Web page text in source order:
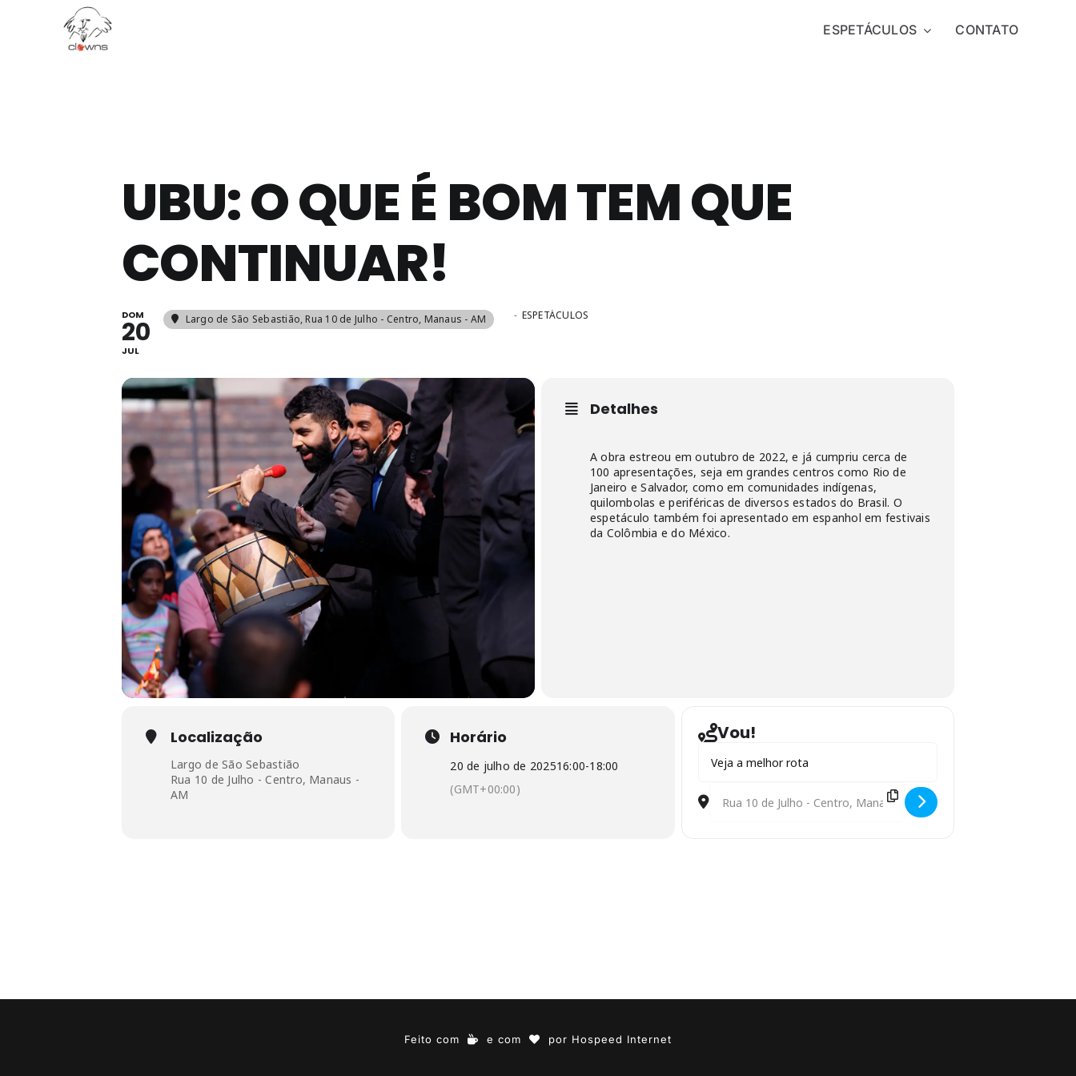
ESPETÁCULOS CONTATO
UBU: O QUE É BOM TEM QUE
CONTINUAR!
DOM
20
JUL
Largo de São Sebastião, Rua 10 de Julho - Centro, Manaus - AM - ESPETÁCULOS
Detalhes
A obra estreou em outubro de 2022, e já cumpriu cerca de
100 apresentações, seja em grandes centros como Rio de
Janeiro e Salvador, como em comunidades indígenas,
quilombolas e periféricas de diversos estados do Brasil. O
espetáculo também foi apresentado em espanhol em festivais
da Colômbia e do México.
Localização
Largo de São Sebastião
Rua 10 de Julho - Centro, Manaus -
AM
Horário
20 de julho de 202516:00-18:00
(GMT+00:00)
Vou!
Destination Address - Ubu: O que é bom tem que continuar!
Feito com e com por Hospeed Internet